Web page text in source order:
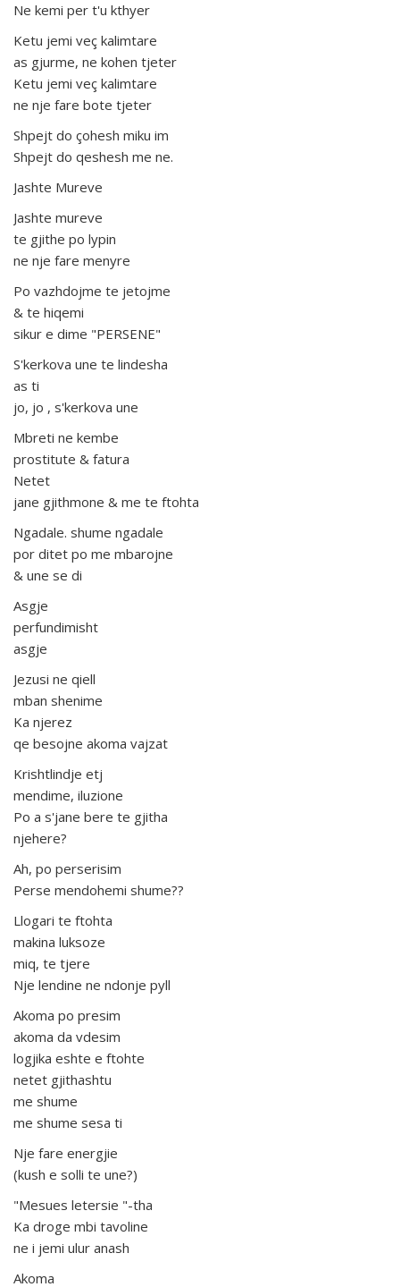
Ne kemi per t'u kthyer
Ketu jemi veç kalimtare
as gjurme, ne kohen tjeter
Ketu jemi veç kalimtare
ne nje fare bote tjeter
Shpejt do çohesh miku im
Shpejt do qeshesh me ne.
Jashte Mureve
Jashte mureve
te gjithe po lypin
ne nje fare menyre
Po vazhdojme te jetojme
& te hiqemi
sikur e dime "PERSENE"
S'kerkova une te lindesha
as ti
jo, jo , s'kerkova une
Mbreti ne kembe
prostitute & fatura
Netet
jane gjithmone & me te ftohta
Ngadale. shume ngadale
por ditet po me mbarojne
& une se di
Asgje
perfundimisht
asgje
Jezusi ne qiell
mban shenime
Ka njerez
qe besojne akoma vajzat
Krishtlindje etj
mendime, iluzione
Po a s'jane bere te gjitha
njehere?
Ah, po perserisim
Perse mendohemi shume??
Llogari te ftohta
makina luksoze
miq, te tjere
Nje lendine ne ndonje pyll
Akoma po presim
akoma da vdesim
logjika eshte e ftohte
netet gjithashtu
me shume
me shume sesa ti
Nje fare energjie
(kush e solli te une?)
"Mesues letersie "-tha
Ka droge mbi tavoline
ne i jemi ulur anash
Akoma